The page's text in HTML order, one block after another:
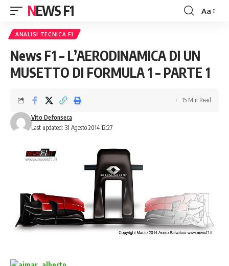
NEWS F1
Font
Aa
ANALISI TECNICA F1
News F1 – L’AERODINAMICA DI UN
MUSETTO DI FORMULA 1 – PARTE 1
Last updated: 31 Agosto 2014 12:27
Vito Defonseca
15 Min Read